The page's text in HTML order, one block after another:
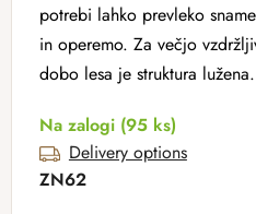
potrebi lahko prevleko
in operemo. Za večjo
dobo lesa je struktura lužena.
Na zalogi (95 ks)
Delivery options
ZN62